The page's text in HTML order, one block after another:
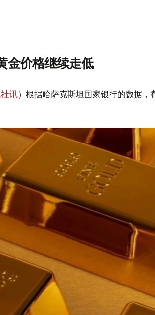
金价格继续走低
讯）根据哈萨克斯坦国家银行的数据